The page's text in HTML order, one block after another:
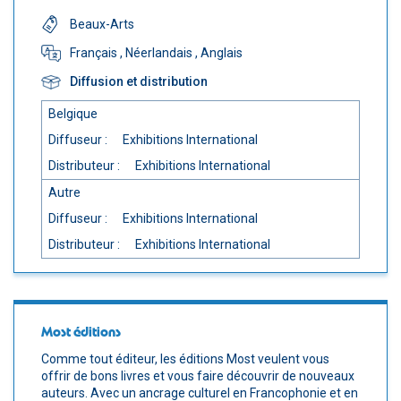
Beaux-Arts
Français , Néerlandais , Anglais
Diffusion et distribution
Belgique
Diffuseur :
Exhibitions International
Distributeur :
Exhibitions International
Autre
Diffuseur :
Exhibitions International
Distributeur :
Exhibitions International
Most éditions
Comme tout éditeur, les éditions Most veulent vous
offrir de bons livres et vous faire découvrir de nouveaux
auteurs. Avec un ancrage culturel en Francophonie et en